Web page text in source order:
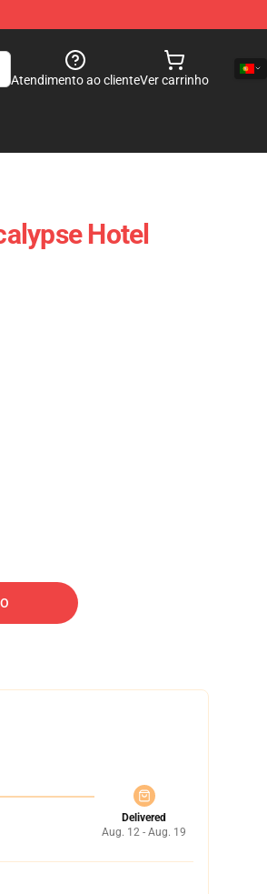
Atendimento ao clienteVer carrinho
Hotel
Delivered
Aug. 12 - Aug. 19